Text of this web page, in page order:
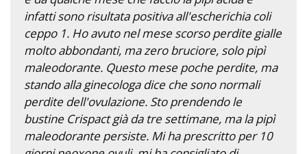
infatti sono risultata positiva all'escherichia coli
ceppo 1. Ho avuto nel mese scorso perdite gialle
molto abbondanti, ma zero bruciore, solo pipì
maleodorante. Questo mese poche perdite, ma
stando alla ginecologa dice che sono normali
perdite dell'ovulazione. Sto prendendo le
bustine Crispact già da tre settimane, ma la pipì
maleodorante persiste. Mi ha prescritto per 10